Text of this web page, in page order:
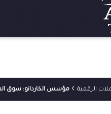
الرقمية › مؤسس الكاردانو: سوق العملات